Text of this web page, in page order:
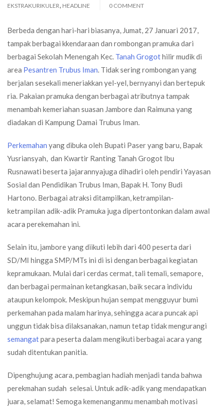
EKSTRAKURIKULER, HEADLINE
0 COMMENT
Berbeda dengan hari-hari biasanya, Jumat, 27 Januari 2017,
tampak berbagai kkendaraan dan rombongan pramuka dari
berbagai Sekolah Menengah Kec. Tanah Grogothilir mudik di
area Pesantren Trubus Iman. Tidak sering rombongan yang
berjalan sesekali meneriakkan yel-yel, bernyanyi dan bertepuk
ria. Pakaian pramuka dengan berbagai atributnya tampak
menambah kemeriahan suasan Jambore dan Raimuna yang
diadakan di Kampung Damai Trubus Iman.
Perkemahan yang dibuka oleh Bupati Paser yang baru, Bapak
Yusriansyah, dan Kwartir Ranting Tanah Grogot Ibu
Rusnawati beserta jajarannyajuga dihadiri oleh pendiri Yayasan
Sosial dan Pendidikan Trubus Iman, Bapak H. Tony Budi
Hartono. Berbagai atraksi ditampilkan, ketrampilan-
ketrampilan adik-adik Pramuka juga dipertontonkan dalam awal
acara perekemahan ini.
Selain itu, jambore yang diikuti lebih dari 400 peserta dari
SD/MI hingga SMP/MTs ini di isi dengan berbagai kegiatan
kepramukaan. Mulai dari cerdas cermat, tali temali, semapore,
dan berbagai permainan ketangkasan, baik secara individu
ataupun kelompok. Meskipun hujan sempat mengguyur bumi
perkemahan pada malam harinya, sehingga acara puncak api
unggun tidak bisa dilaksanakan, namun tetap tidak mengurangi
semangatpara peserta dalam mengikuti berbagai acara yang
sudah ditentukan panitia.
Dipenghujung acara, pembagian hadiah menjadi tanda bahwa
perekmahan sudah selesai. Untuk adik-adik yang mendapatkan
juara, selamat! Semoga kemenanganmu menambah motivasi